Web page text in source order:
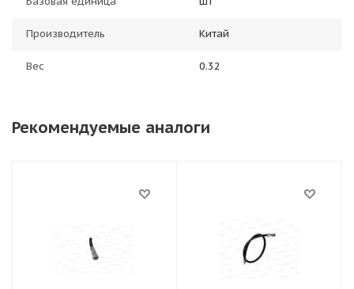
Производитель Китай
Вес 0.32
Рекомендуемые аналоги